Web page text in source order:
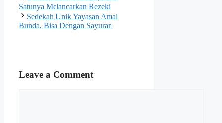
Satunya Melancarkan Rezeki
Sedekah Unik Yayasan Amal
Bunda, Bisa Dengan Sayuran
Leave a Comment